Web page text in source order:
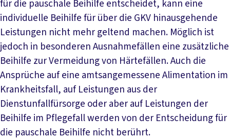
für die pauschale Beihilfe entscheidet, kann eine
individuelle Beihilfe für über die GKV hinausgehende
Leistungen nicht mehr geltend machen. Möglich ist
jedoch in besonderen Ausnahmefällen eine zusätzliche
Beihilfe zur Vermeidung von Härtefällen. Auch die
Ansprüche auf eine amtsangemessene Alimentation im
Krankheitsfall, auf Leistungen aus der
Dienstunfallfürsorge oder aber auf Leistungen der
Beihilfe im Pflegefall werden von der Entscheidung für
die pauschale Beihilfe nicht berührt.